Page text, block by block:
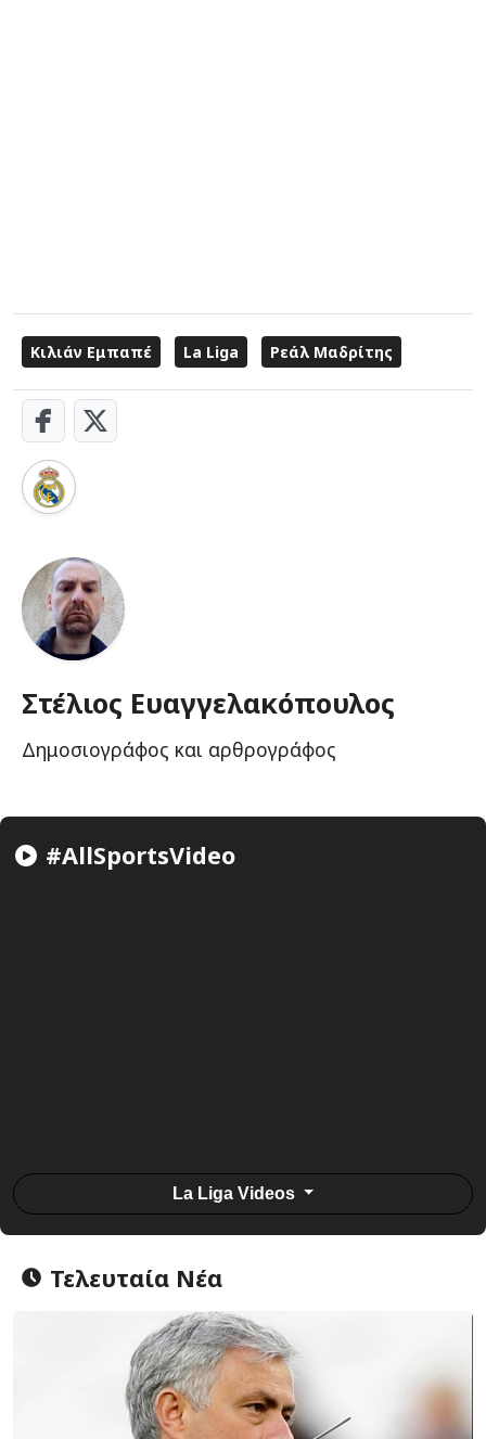
Κιλιάν Εμπαπέ La Liga Ρεάλ Μαδρίτης
Στέλιος Ευαγγελακόπουλος
Δημοσιογράφος και αρθρογράφος
#AllSportsVideo
La Liga Videos
Τελευταία Νέα